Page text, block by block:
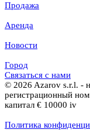
Продажа
Аренда
Новости
Город
Связаться с нами
© 2026 Azarov s.r.l. -
регистрационный
капитал € 10000 iv
Политика